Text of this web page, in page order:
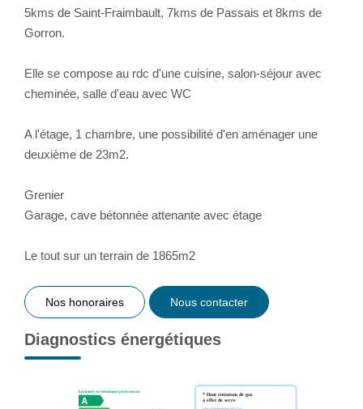
5kms de Saint-Fraimbault, 7kms de Passais et 8kms de
Gorron.
Elle se compose au rdc d'une cuisine, salon-séjour avec
cheminée, salle d'eau avec WC
A l'étage, 1 chambre, une possibilité d'en aménager une
deuxième de 23m2.
Grenier
Garage, cave bétonnée attenante avec étage
Le tout sur un terrain de 1865m2
Nos honoraires Nous contacter
Diagnostics énergétiques